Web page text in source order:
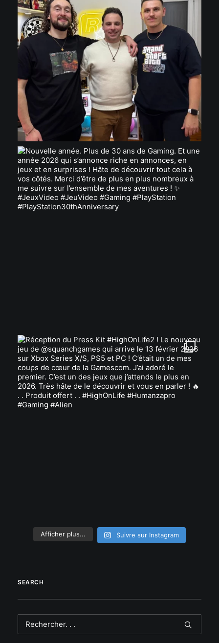
Afficher plus... Suivre sur Instagram
SEARCH